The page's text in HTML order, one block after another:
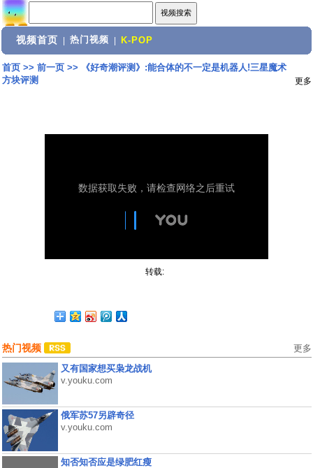
视频首页 热门视频 K-POP
首页>> 前一页>>
《好奇潮评测》:能合体的不一定是机器人!三星魔术
方块评测
更多
转载:
热门视频 更多
又有国家想买枭龙战机
v.youku.com
俄军苏57另辟奇径
v.youku.com
知否知否应是绿肥红瘦